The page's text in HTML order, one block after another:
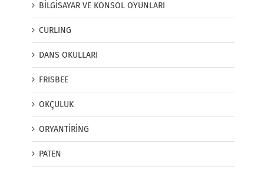
BİLGİSAYAR VE KONSOL OYUNLARI
CURLING
DANS OKULLARI
FRISBEE
OKÇULUK
ORYANTİRİNG
PATEN